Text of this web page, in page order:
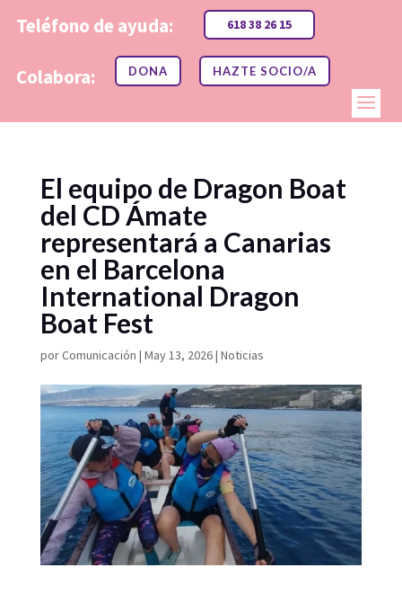
Teléfono de ayuda:
Colabora:
618 38 26 15
DONA HAZTE SOCIO/A
El equipo de Dragon Boat
del CD Ámate
representará a Canarias
en el Barcelona
International Dragon
Boat Fest
porComunicación | May 13, 2026| Noticias